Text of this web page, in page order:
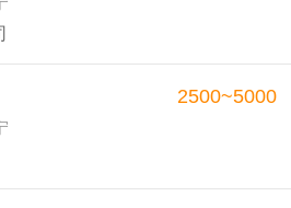
2500~5000